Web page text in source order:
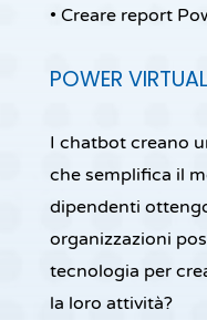
• Creare report
POWER
I chatbot creano
che semplifica il
dipendenti
organizzazioni
tecnologia per
la loro attività?